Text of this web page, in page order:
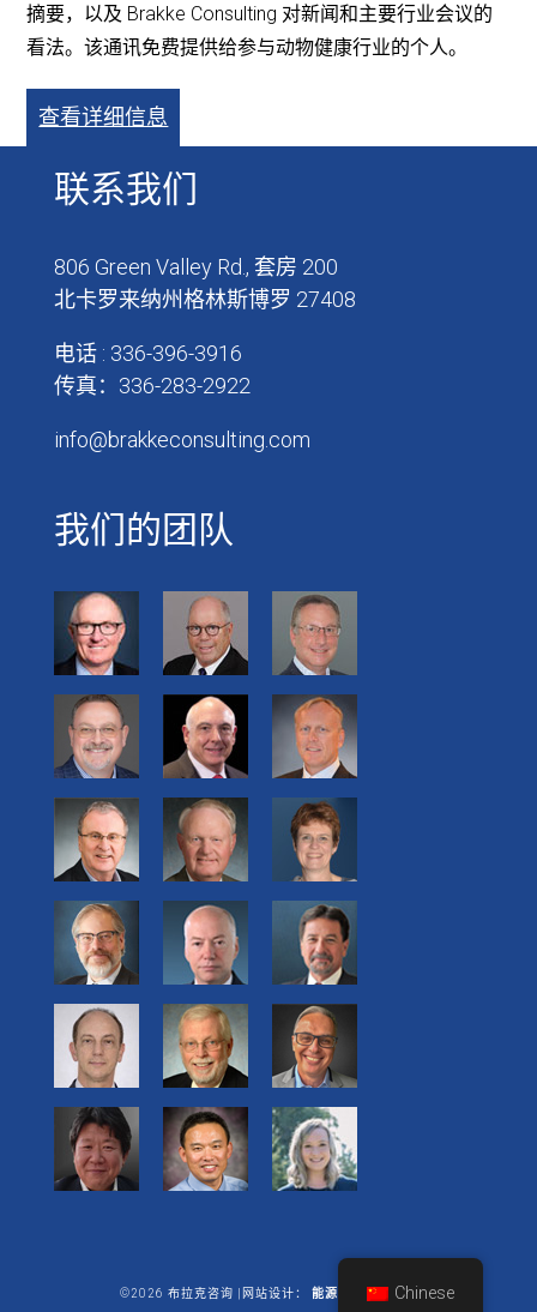
摘要，以及 Brakke Consulting 对新闻和主要行业会议的
看法。该通讯免费提供给参与动物健康行业的个人。
查看详细信息
联系我们
806 Green Valley Rd., 套房 200
北卡罗来纳州格林斯博罗 27408
电话 : 336-396-3916
传真：336-283-2922
info@brakkeconsulting.com
我们的团队
©2026 布拉克咨询 |网站设计： 能源商业有限公司Chinese